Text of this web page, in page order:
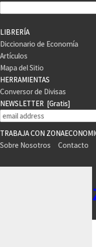
LIBRERÍA
Diccionario de Economía
Artículos
Mapa del Sitio
HERRAMIENTAS
Conversor de Divisas
NEWSLETTER [Gratis]
TRABAJA CON
Sobre Nosotros
Contacto